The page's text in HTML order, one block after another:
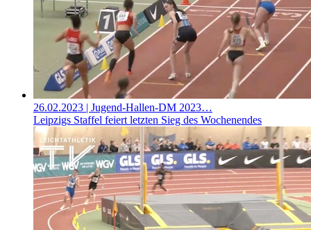
26.02.2023 | Jugend-Hallen-DM 2023…
Leipzigs Staffel feiert letzten Sieg des Wochenendes